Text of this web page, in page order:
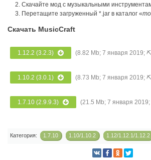
Скачайте мод с музыкальными
Перетащите загруженный *.jar в каталог «
Скачать MusicCraft
1.12.2 (3.2.3) (8.82 Mb; 7 января 2019;
1.10.2 (3.0.1) (8.73 Mb; 7 января 2019;
1.7.10 (2.9.9.3) (21.5 Mb; 7 января
Категория: 1.7.10 1.10/1.10.2 1.12/1.12.1/1.12.2